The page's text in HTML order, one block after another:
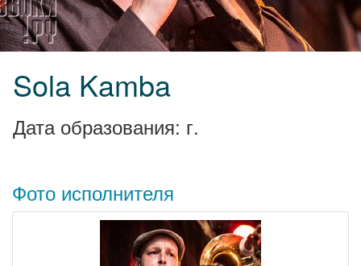
Sola Kamba
Дата образования: г.
Фото исполнителя